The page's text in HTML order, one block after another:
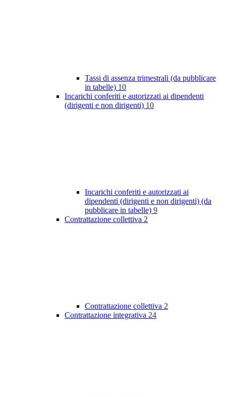
Tassi di assenza trimestrali (da pubblicare
in tabelle) 10
Incarichi conferiti e autorizzati ai dipendenti
(dirigenti e non dirigenti) 10
Incarichi conferiti e autorizzati ai
dipendenti (dirigenti e non dirigenti) (da
pubblicare in tabelle) 9
Contrattazione collettiva 2
Contrattazione collettiva 2
Contrattazione integrativa 24